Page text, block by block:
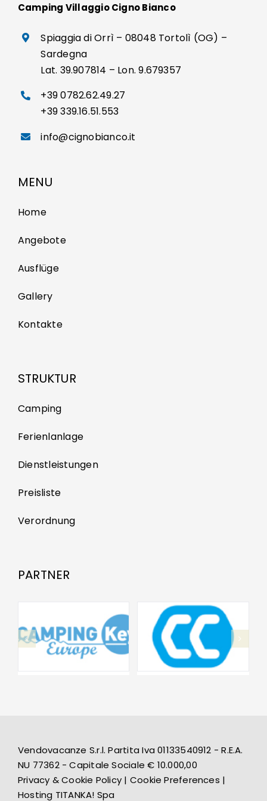
Camping Villaggio Cigno Bianco
Spiaggia di Orrì – 08048 Tortolì (OG) –
Sardegna
Lat. 39.907814 – Lon. 9.679357
+39 0782.62.49.27
+39 339.16.51.553
info@cignobianco.it
MENU
Home
Angebote
Ausflüge
Gallery
Kontakte
STRUKTUR
Camping
Ferienlanlage
Dienstleistungen
Preisliste
Verordnung
PARTNER
Vendovacanze S.r.l. Partita Iva 01133540912 - R.E.A.
NU 77362 - Capitale Sociale € 10.000,00
Privacy & Cookie Policy | Cookie Preferences |
Hosting TITANKA! Spa